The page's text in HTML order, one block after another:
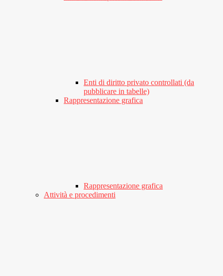
Enti di diritto privato controllati (da
pubblicare in tabelle)
Rappresentazione grafica
Rappresentazione grafica
Attività e procedimenti